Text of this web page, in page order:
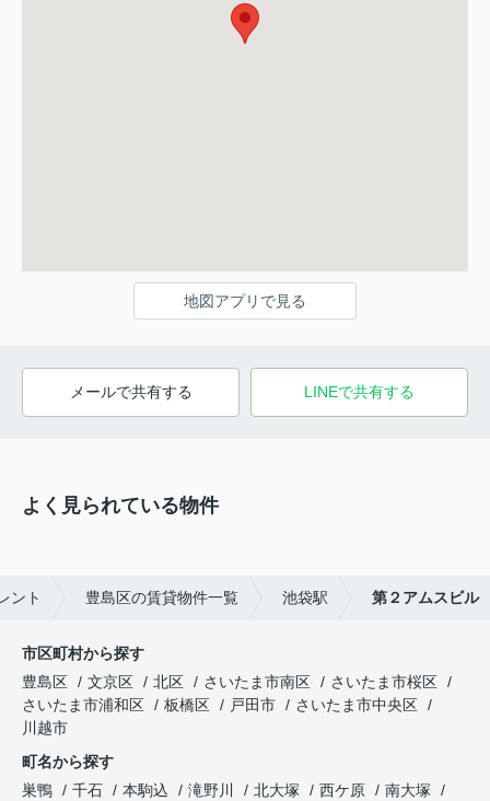
地図アプリで見る
メールで共有する LINEで共有する
よく見られている物件
ント 豊島区の賃貸物件一覧 池袋駅 第２アムスビル
市区町村から探す
豊島区
文京区 北区 さいたま市南区
さいたま市桜区
さいたま市浦和区
板橋区 戸田市
さいたま市中央区
川越市
町名から探す
巣鴨
千石 本駒込 滝野川 北大塚 西ケ原
南大塚